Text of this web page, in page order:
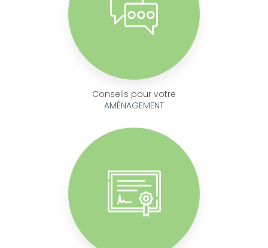
Conseils pour votre
AMÉNAGEMENT